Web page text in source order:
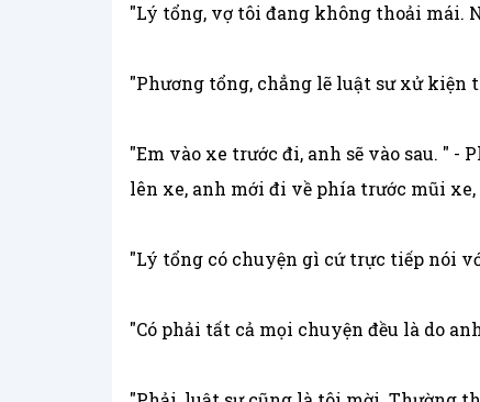
"Lý tổng, vợ tôi đang không thoải mái.
"Phương tổng, chẳng lẽ luật sư xử kiện
"Em vào xe trước đi, anh sẽ vào sau. "
lên xe, anh mới đi về phía trước mũi
"Lý tổng có chuyện gì cứ trực tiếp nói
"Có phải tất cả mọi chuyện đều là do